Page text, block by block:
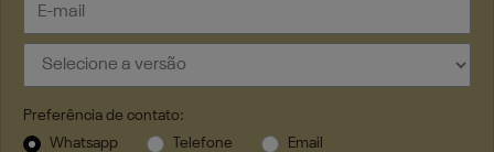
Preferência de contato:
Whatsapp
Telefone Email